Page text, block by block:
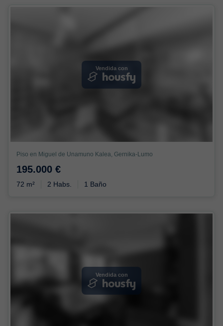
Vendida con
Piso en Miguel de Unamuno Kalea, Gernika-Lumo
195.000 €
72 m² 2 Habs. 1 Baño
Vendida con